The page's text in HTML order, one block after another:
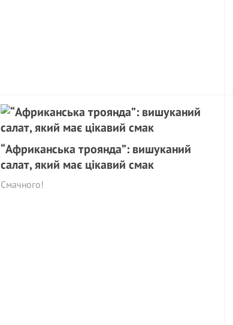
“Африканська троянда”: вишуканий
салат, який має цікавий смак
Смачного!